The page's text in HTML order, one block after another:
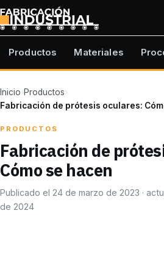
Productos Materiales
Inicio›Productos›
Fabricación de prótesis oculares:
PRODUCTOS
Fabricación de
Cómo se hacen
Publicado el 24 de marzo de 2023 ·
de 2024